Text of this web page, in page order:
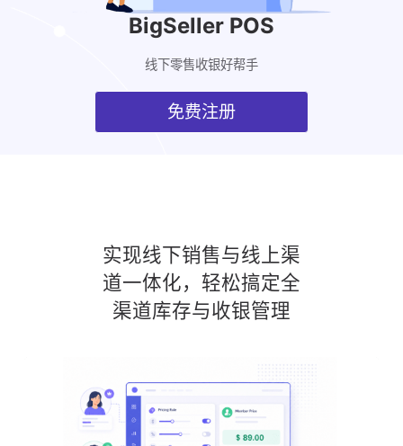
BigSeller POS
线下零售收银好帮手
免费注册
实现线下销售与线上渠
道一体化，轻松搞定全
渠道库存与收银管理